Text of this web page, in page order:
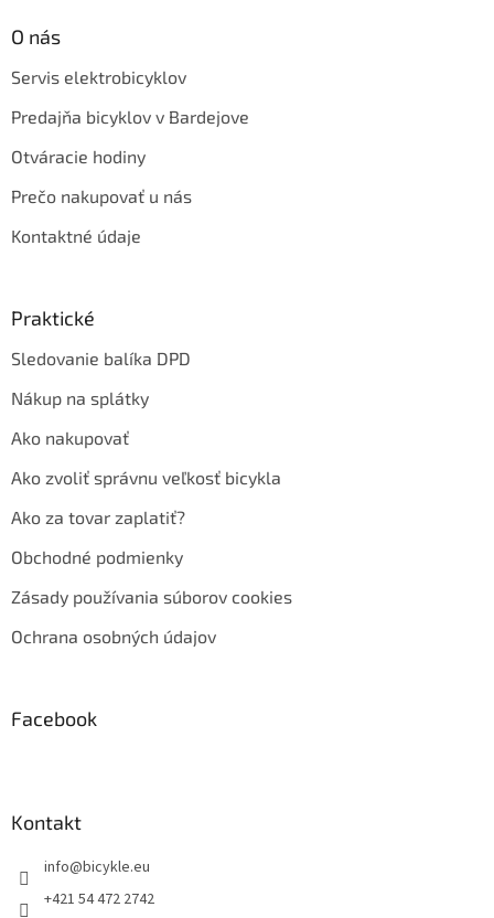
O nás
Servis elektrobicyklov
Predajňa bicyklov v Bardejove
Otváracie hodiny
Prečo nakupovať u nás
Kontaktné údaje
Praktické
Sledovanie balíka DPD
Nákup na splátky
Ako nakupovať
Ako zvoliť správnu veľkosť bicykla
Ako za tovar zaplatiť?
Obchodné podmienky
Zásady používania súborov cookies
Ochrana osobných údajov
Facebook
Kontakt
info@bicykle.eu
+421 54 472 2742